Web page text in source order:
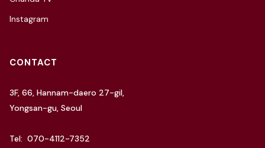
Instagram
CONTACT
3F, 66, Hannam-daero 27-gil,
Yongsan-gu, Seoul
Tel: 070-4112-7352